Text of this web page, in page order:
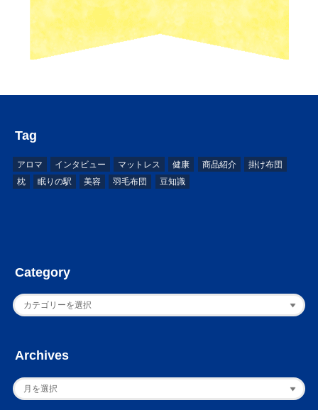
Tag
アロマ インタビュー マットレス 健康 商品紹介
掛け布団
枕
眠りの駅 美容 羽毛布団 豆知識
Category
Archives